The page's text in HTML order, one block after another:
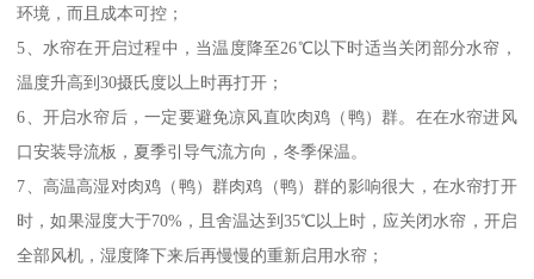
环境，而且成本可控；
5、水帘在开启过程中，当温度降至26℃以下时适当关闭部分水帘，
温度升高到30摄氏度以上时再打开；
6、开启水帘后，一定要避免凉风直吹肉鸡（鸭）群。在在水帘进风
口安装导流板，夏季引导气流方向，冬季保温。
7、高温高湿对肉鸡（鸭）群肉鸡（鸭）群的影响很大，在水帘打开
时，如果湿度大于70%，且舍温达到35℃以上时，应关闭水帘，开启
全部风机，湿度降下来后再慢慢的重新启用水帘；